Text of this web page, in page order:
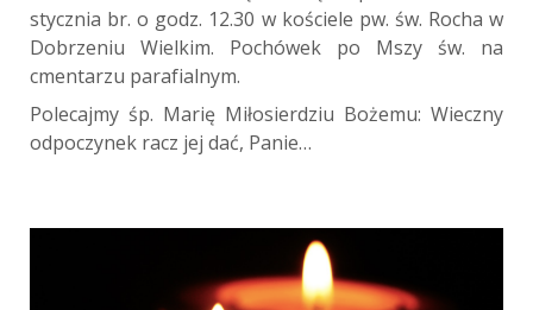
stycznia br. o godz. 12.30 w kościele pw. św. Rocha w
Dobrzeniu Wielkim. Pochówek po Mszy św. na
cmentarzu parafialnym.
Polecajmy śp. Marię Miłosierdziu Bożemu: Wieczny
odpoczynek racz jej dać, Panie…